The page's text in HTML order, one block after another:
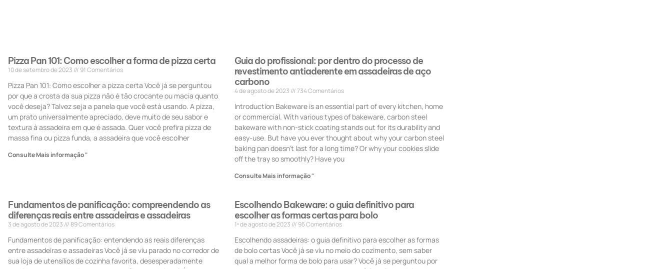
Pizza Pan 101: Como escolher a forma de pizza certa
10 de setembro de 2023 91 Comentários
Pizza Pan 101: Como escolher a pizza certa Você já se perguntou
por que a crosta da sua pizza não é tão crocante ou macia quanto
você deseja? Talvez seja a panela que você está usando. A pizza,
um prato universalmente apreciado, deve muito de seu sabor e
textura à assadeira em que é assada. Quer você prefira pizza de
massa fina ou pizza funda, a assadeira que você escolher
Consulte Mais informação "
Guia do profissional: por dentro do processo de
revestimento antiaderente em assadeiras de aço
carbono
4 de agosto de 2023 734 Comentários
Introduction Bakeware is an essential part of every kitchen, home
or commercial. With various types of bakeware, carbon steel
bakeware with non-stick coating stands out for its durability and
easy-use. But have you ever thought about why your carbon steel
baking pan doesn’t last for a long time? Or why your cookies slide
off the tray so smoothly? Have you
Consulte Mais informação "
Fundamentos de panificação: compreendendo as
diferenças reais entre assadeiras e assadeiras
3 de agosto de 2023 89 Comentários
Fundamentos de panificação: entendendo as reais diferenças
entre assadeiras e assadeiras Você já se viu parado no corredor de
sua loja de utensílios de cozinha favorita, desesperadamente
Escolhendo Bakeware: o guia definitivo para
escolher as formas certas para bolo
1º de agosto de 2023 95 Comentários
Escolhendo assadeiras: o guia definitivo para escolher as formas
de bolo certas Você já se viu no meio do cozimento, sem saber
qual a melhor forma de bolo para usar? Você já se perguntou por